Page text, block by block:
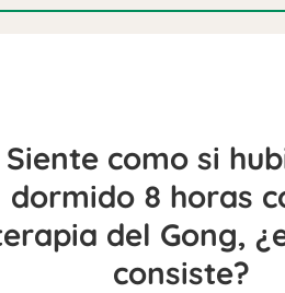
Siente como si
dormido 8 horas
del Gong,
consiste?